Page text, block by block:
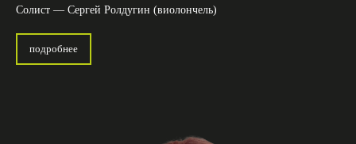
Солист — Сергей Ролдугин (виолончель)
подробнее